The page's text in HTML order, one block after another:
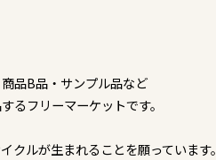
品B品・サンプル品など
るフリーマーケットです。
ルが生まれることを願っています。